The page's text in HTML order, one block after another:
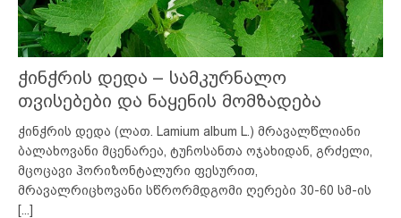
ჭინჭრის დედა – სამკურნალო
თვისებები და ნაყენის მომზადება
ჭინჭრის დედა (ლათ. Lamium album L.) მრავალწლიანი
ბალახოვანი მცენარეა, ტუჩოსანთა ოჯახიდან, გრძელი,
მცოცავი ჰორიზონტალური ფესურით,
მრავალრიცხოვანი სწრორმდგომი ღერები 30-60 სმ-ის
[...]